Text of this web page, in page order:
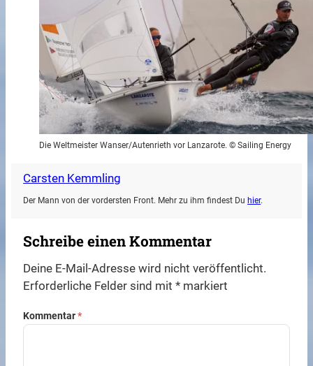
Die Weltmeister Wanser/Autenrieth vor Lanzarote. © Sailing Energy
Carsten Kemmling
Der Mann von der vordersten Front. Mehr zu ihm findest Du hier.
Schreibe einen Kommentar
Deine E-Mail-Adresse wird nicht veröffentlicht.
Erforderliche Felder sind mit* markiert
Kommentar*